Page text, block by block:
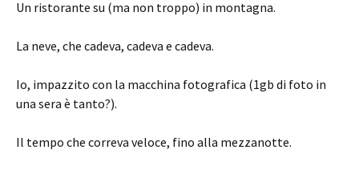
Un ristorante su (ma non troppo) in montagna.
La neve, che cadeva, cadeva e cadeva.
Io, impazzito con la macchina fotografica (1gb di foto in
una sera è tanto?).
Il tempo che correva veloce, fino alla mezzanotte.